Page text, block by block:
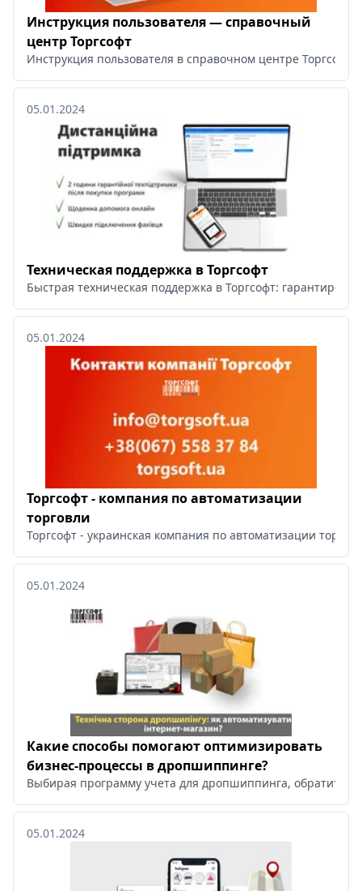
Инструкция пользователя — справочный
центр Торгсофт
Инструкция пользователя в справочном центре
05.01.2024
Техническая поддержка в Торгсофт
Быстрая техническая поддержка в Торгсофт:
05.01.2024
Торгсофт - компания по автоматизации
торговли
Торгсофт - украинская компания по автоматизации
05.01.2024
Какие способы помогают оптимизировать
бизнес-процессы в дропшиппинге?
Выбирая программу учета для дропшиппинга, обратите
05.01.2024